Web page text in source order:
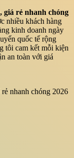
rẻ nhanh chóng
nhiều khách hàng
kinh doanh ngày
quốc tế rộng
tôi cam kết mỗi kiện
an toàn với giá
nhanh chóng 2026